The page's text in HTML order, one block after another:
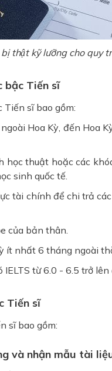
thật kỹ lưỡng cho quy
bậc Tiến sĩ
Tiến sĩ bao gồm:
Hoa Kỳ, đến Hoa
thuật hoặc các
sinh quốc tế.
tài chính để chi trả
của bản thân.
ít nhất 6 tháng ngoài
từ 6.0 - 6.5 trở
Tiến sĩ
sĩ bao gồm:
và nhận mẫu tài